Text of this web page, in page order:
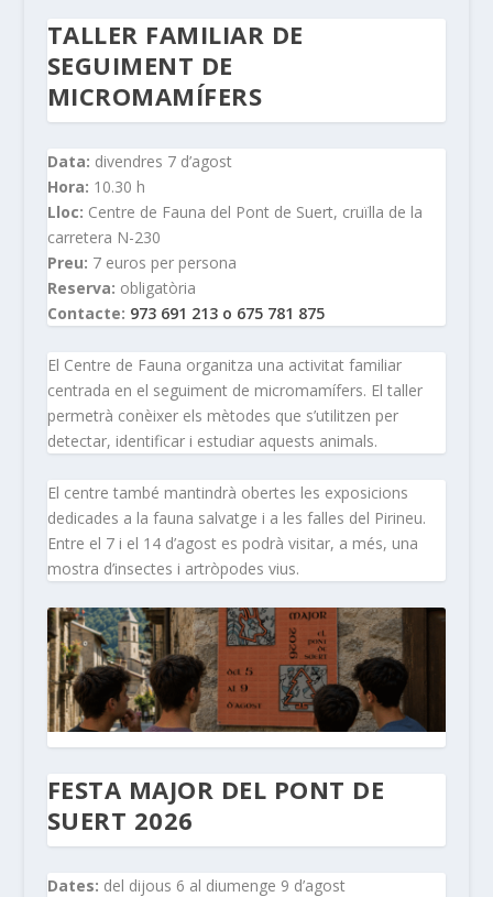
TALLER FAMILIAR DE
SEGUIMENT DE
MICROMAMÍFERS
Data: divendres 7 d’agost
Hora: 10.30 h
Lloc: Centre de Fauna del Pont de Suert, cruïlla de la
carretera N-230
Preu: 7 euros per persona
Reserva: obligatòria
Contacte: 973 691 213 o 675 781 875
El Centre de Fauna organitza una activitat familiar
centrada en el seguiment de micromamífers. El taller
permetrà conèixer els mètodes que s’utilitzen per
detectar, identificar i estudiar aquests animals.
El centre també mantindrà obertes les exposicions
dedicades a la fauna salvatge i a les falles del Pirineu.
Entre el 7 i el 14 d’agost es podrà visitar, a més, una
mostra d’insectes i artròpodes vius.
FESTA MAJOR DEL PONT DE
SUERT 2026
Dates: del dijous 6 al diumenge 9 d’agost